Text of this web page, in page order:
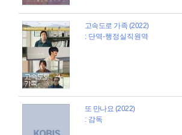
고속도로 가족 (2022)
: 단역-행정실직원역
또 만나요 (2022)
: 감독